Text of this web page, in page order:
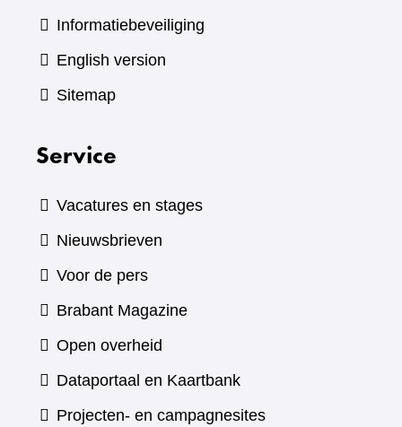
Informatiebeveiliging
English version
Sitemap
Service
Vacatures en stages
Nieuwsbrieven
Voor de pers
Brabant Magazine(verwijst
andere
website)
Open overheid
Dataportaal en Kaartbank(verwijst
naar
Projecten- en campagnesites